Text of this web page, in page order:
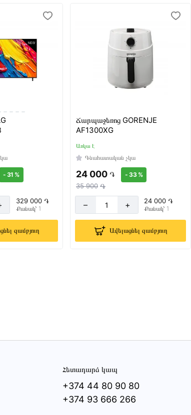
- 31 %
329 000 ֏
Քանակ՝ 1
զամբյուղ
Ճարպաջեռոց GORENJE
AF1300XG
Առկա է
Գնահատական չկա
24 000 ֏
35 900 ֏
- 33 %
– + 24 000 ֏
Քանակ՝ 1
Ավելացնել զամբյուղ
Հետադարձ կապ
+374 44 80 90 80
+374 93 666 266